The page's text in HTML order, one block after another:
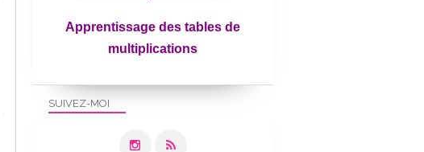
SUIVEZ-MOI
Apprentissage des tables de
multiplications